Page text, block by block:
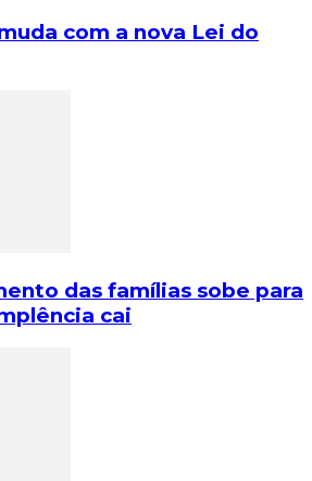
com a nova Lei do
das famílias sobe para
cai